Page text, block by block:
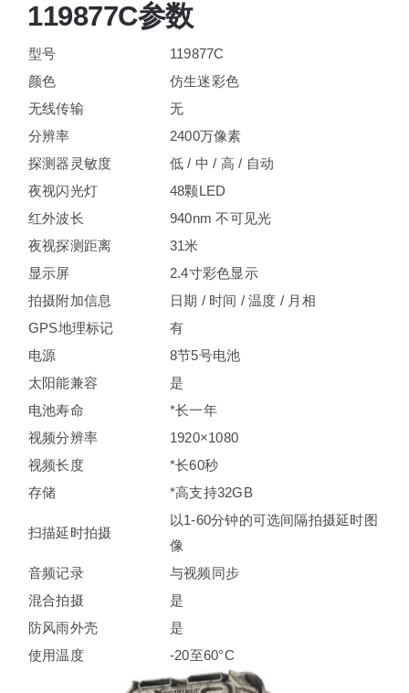
119877C参数
型号
119877C
颜色
仿生迷彩色
无线传输
无
分辨率
2400万像素
探测器灵敏度
低 / 中 / 高 / 自动
夜视闪光灯
48颗LED
红外波长
940nm 不可见光
夜视探测距离
31米
显示屏
2.4寸彩色显示
拍摄附加信息
日期 / 时间 / 温度 / 月相
GPS地理标记
有
电源
8节5号电池
太阳能兼容
是
电池寿命
*长一年
视频分辨率
1920×1080
视频长度
*长60秒
存储
*高支持32GB
扫描延时拍摄
以1-60分钟的可选间隔拍摄延时图
像
音频记录
与视频同步
混合拍摄
是
防风雨外壳
是
使用温度
-20至60°C